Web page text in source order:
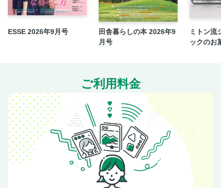
脱・老け見え！ストレッチ 〈連載〉
Present＆Information BOX
久保奈穂実さんの薬膳だより 〈連載〉
今月号の感想をお聞かせください／今月のプレゼント
【別冊付録】簡単でおいしい夏の薬膳おかず
「【別冊付録】夏の不調セルフケアBOOK」に関して
【別冊付録】夏の不調セルフケアBOOK
【電子版特典】ナスの糖質オフレシピ100
《dマガジンにて配信中》別冊エッセに関して
ESSE 2026年9月号
田舎暮らしの本 2026年9
月号
ミトン流
ックのお
ご利用料金